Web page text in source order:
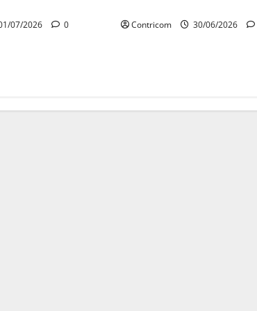
07/2026 0 Contricom 30/06/2026